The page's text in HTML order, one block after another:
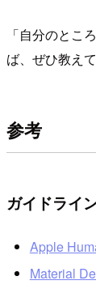
「自分のとこ
ば、ぜひ教え
参考
ガイドライ
Apple
Material